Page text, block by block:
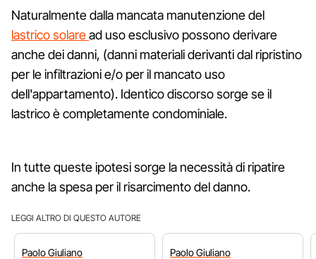
Naturalmente dalla mancata manutenzione del
lastrico solaread uso esclusivo possono derivare
anche dei danni, (danni materiali derivanti dal ripristino
per le infiltrazioni e/o per il mancato uso
dell'appartamento). Identico discorso sorge se il
lastrico è completamente condominiale.
In tutte queste ipotesi sorge la necessità di ripatire
anche la spesa per il risarcimento del danno.
LEGGI ALTRO DI QUESTO AUTORE
PaoloGiuliano PaoloGiuliano